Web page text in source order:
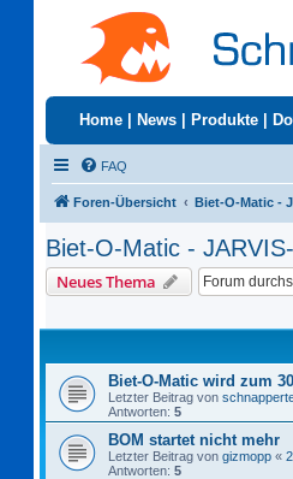
Home News Produkte
FAQ
Foren-Übersicht Biet-O-Matic -
Biet-O-Matic -
Neues Thema
Biet-O-Matic wird zum
Letzter Beitrag von
Antworten: 5
BOM startet nicht mehr
Letzter Beitrag von gizmopp «
Antworten: 5